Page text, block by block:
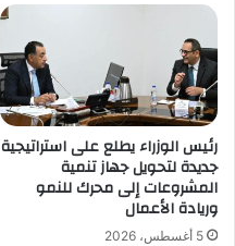
رئيس الوزراء يطلع على استراتيجية
جديدة لتحويل جهاز تنمية
المشروعات إلى محرك للنمو
وريادة الأعمال
5 أغسطس، 2026